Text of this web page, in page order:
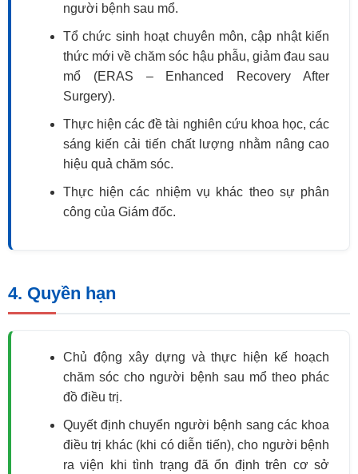
người bệnh sau mổ.
Tổ chức sinh hoạt chuyên môn, cập nhật kiến
thức mới về chăm sóc hậu phẫu, giảm đau sau
mổ (ERAS – Enhanced Recovery After
Surgery).
Thực hiện các đề tài nghiên cứu khoa học, các
sáng kiến cải tiến chất lượng nhằm nâng cao
hiệu quả chăm sóc.
Thực hiện các nhiệm vụ khác theo sự phân
công của Giám đốc.
4. Quyền hạn
Chủ động xây dựng và thực hiện kế hoạch
chăm sóc cho người bệnh sau mổ theo phác
đồ điều trị.
Quyết định chuyển người bệnh sang các khoa
điều trị khác (khi có diễn tiến), cho người bệnh
ra viện khi tình trạng đã ổn định trên cơ sở